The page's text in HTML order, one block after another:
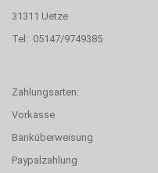
31311 Uetze
Tel: 05147/9749385
Zahlungsarten:
Vorkasse
Banküberweisung
Paypalzahlung